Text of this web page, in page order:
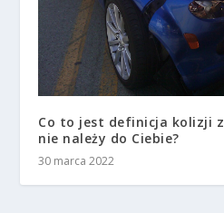
Co to jest definicja kolizji
nie należy do Ciebie?
30 marca 2022